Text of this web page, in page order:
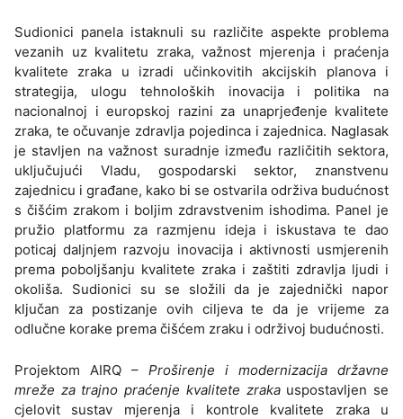
Sudionici panela istaknuli su različite aspekte problema
vezanih uz kvalitetu zraka, važnost mjerenja i praćenja
kvalitete zraka u izradi učinkovitih akcijskih planova i
strategija, ulogu tehnoloških inovacija i politika na
nacionalnoj i europskoj razini za unaprjeđenje kvalitete
zraka, te očuvanje zdravlja pojedinca i zajednica. Naglasak
je stavljen na važnost suradnje između različitih sektora,
uključujući Vladu, gospodarski sektor, znanstvenu
zajednicu i građane, kako bi se ostvarila održiva budućnost
s čišćim zrakom i boljim zdravstvenim ishodima. Panel je
pružio platformu za razmjenu ideja i iskustava te dao
poticaj daljnjem razvoju inovacija i aktivnosti usmjerenih
prema poboljšanju kvalitete zraka i zaštiti zdravlja ljudi i
okoliša. Sudionici su se složili da je zajednički napor
ključan za postizanje ovih ciljeva te da je vrijeme za
odlučne korake prema čišćem zraku i održivoj budućnosti.
Projektom AIRQ – Proširenje i modernizacija državne
mreže za trajno praćenje kvalitete zrakauspostavljen se
cjelovit sustav mjerenja i kontrole kvalitete zraka u